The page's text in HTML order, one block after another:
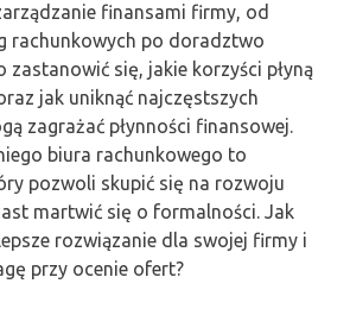
finansami firmy, od
rachunkowych po doradztwo
zastanowić się, jakie korzyści płyną
jak uniknąć najczęstszych
zagrażać płynności finansowej.
biura rachunkowego to
pozwoli skupić się na rozwoju
martwić się o formalności. Jak
rozwiązanie dla swojej firmy i
przy ocenie ofert?